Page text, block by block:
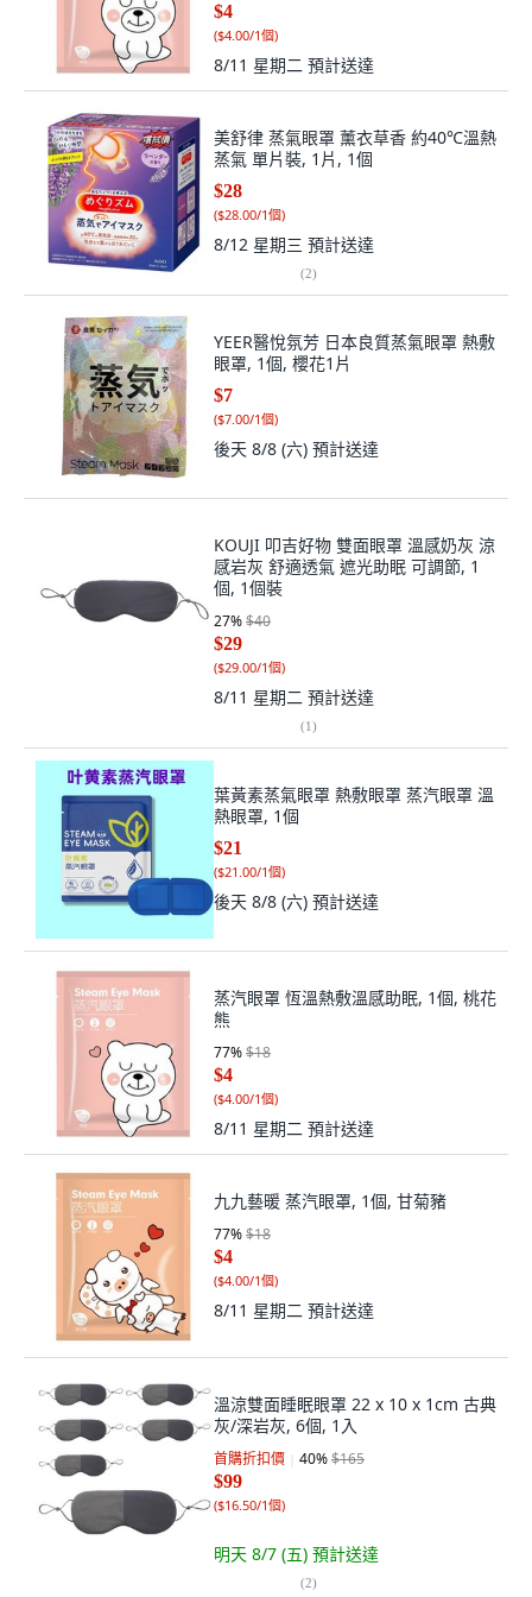
$4
($4.00/1個)
8/11 星期二 預計送達
美舒律 蒸氣眼罩 薰衣草香 約40℃溫熱
蒸氣 單片裝, 1片, 1個
$28
($28.00/1個)
8/12 星期三 預計送達
(2)
YEER醫悅氛芳 日本良質蒸氣眼罩 熱敷
眼罩, 1個, 櫻花1片
$7
($7.00/1個)
後天 8/8 (六) 預計送達
KOUJI 叩吉好物 雙面眼罩 溫感奶灰 涼
感岩灰 舒適透氣 遮光助眠 可調節, 1
個, 1個裝
27%$40
$29
($29.00/1個)
8/11 星期二 預計送達
(1)
葉黃素蒸氣眼罩 熱敷眼罩 蒸汽眼罩 溫
熱眼罩, 1個
$21
($21.00/1個)
後天 8/8 (六) 預計送達
蒸汽眼罩 恆溫熱敷溫感助眠, 1個, 桃花
熊
77%$18
$4
($4.00/1個)
8/11 星期二 預計送達
九九藝暖 蒸汽眼罩, 1個, 甘菊豬
77%$18
$4
($4.00/1個)
8/11 星期二 預計送達
溫涼雙面睡眠眼罩 22 x 10 x 1cm 古典
灰/深岩灰, 6個, 1入
首購折扣價 40%$165
$99
($16.50/1個)
明天 8/7 (五) 預計送達
(2)